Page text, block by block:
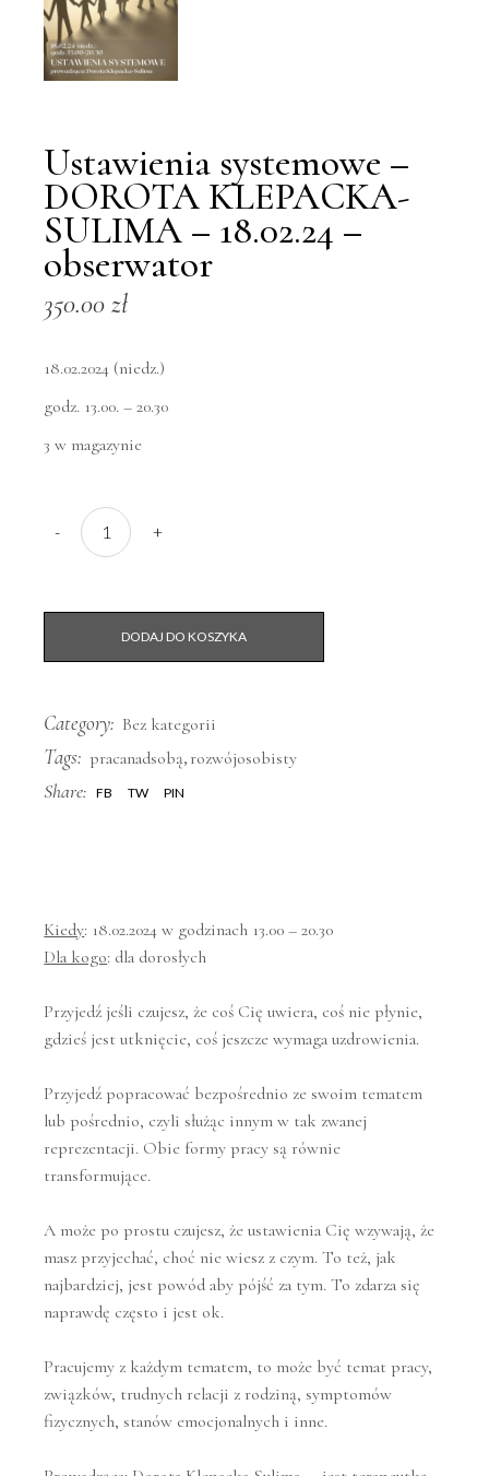
Ustawienia systemowe –
DOROTA KLEPACKA-
SULIMA – 18.02.24 –
obserwator
350.00zł
18.02.2024 (niedz.)
godz. 13.00. – 20.30
3 w magazynie
Ustawienia systemowe - DOROTA KLEPACKA-SULIMA
-
+
DODAJ DO KOSZYKA
Category: Bez kategorii
Tags: pracanadsobą, rozwójosobisty
Share: FB TW PIN
Kiedy: 18.02.2024 w godzinach 13.00 – 20.30
Dla kogo: dla dorosłych
Przyjedź jeśli czujesz, że coś Cię uwiera, coś nie płynie,
gdzieś jest utknięcie, coś jeszcze wymaga uzdrowienia.
Przyjedź popracować bezpośrednio ze swoim tematem
lub pośrednio, czyli służąc innym w tak zwanej
reprezentacji. Obie formy pracy są równie
transformujące.
A może po prostu czujesz, że ustawienia Cię wzywają, że
masz przyjechać, choć nie wiesz z czym. To też, jak
najbardziej, jest powód aby pójść za tym. To zdarza się
naprawdę często i jest ok.
Pracujemy z każdym tematem, to może być temat pracy,
związków, trudnych relacji z rodziną, symptomów
fizycznych, stanów emocjonalnych i inne.